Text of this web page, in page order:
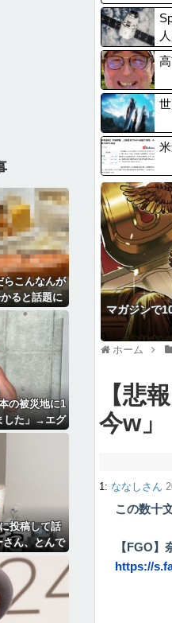
マガジンで
ホーム
【悲
今w
1: ななしさん
この数十
【FGO
https://
らこんなんが
ると話題に
の被災地に1
した」→エグ
ｗｗｗ
投稿して話
さん、とんで
・・